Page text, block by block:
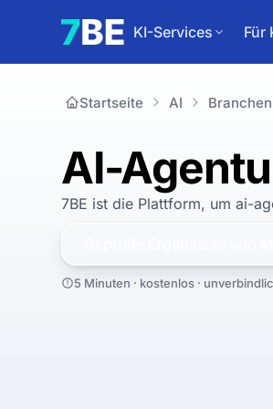
KI-Services Für
Startseite AI Branchen
AI-
7BE ist die Plattform, um ai-
5 Minuten · kostenlos ·